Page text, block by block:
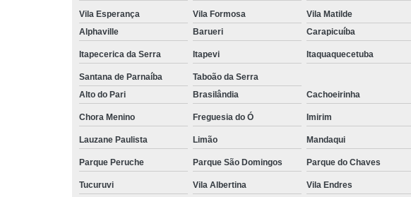
Vila Esperança Vila Formosa Vila Matilde
Alphaville
Barueri Carapicuíba
Itapecerica da Serra Itapevi Itaquaquecetuba
Santana de Parnaíba
Taboão da Serra
Alto do Pari
Brasilândia Cachoeirinha
Chora Menino Freguesia do Ó Imirim
Lauzane Paulista Limão Mandaqui
Parque Peruche Parque São Domingos Parque do Chaves
Tucuruvi Vila Albertina Vila Endres